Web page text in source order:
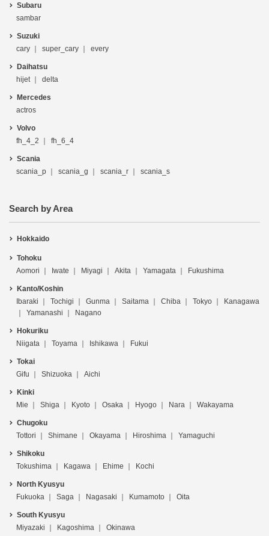
Subaru
sambar
Suzuki
cary
super_cary every
Daihatsu
hijet
delta
Mercedes
actros
Volvo
fh_4_2
fh_6_4
Scania
scania_p
scania_g scania_r scania_s
Search by Area
Hokkaido
Tohoku
Aomori
Iwate Miyagi Akita Yamagata Fukushima
Kanto/Koshin
Ibaraki
Tochigi Gunma Saitama Chiba Tokyo
Kanagawa
Yamanashi
Nagano
Hokuriku
Niigata
Toyama Ishikawa Fukui
Tokai
Gifu
Shizuoka Aichi
Kinki
Mie
Shiga Kyoto Osaka Hyogo Nara Wakayama
Chugoku
Tottori
Shimane Okayama Hiroshima Yamaguchi
Shikoku
Tokushima
Kagawa Ehime Kochi
North Kyusyu
Fukuoka
Saga Nagasaki Kumamoto Oita
South Kyusyu
Miyazaki
Kagoshima Okinawa